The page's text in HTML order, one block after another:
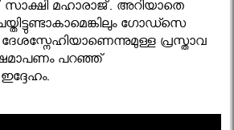
സാക്ഷി മഹാരാജ്. അറിയാതെ
ഗോഡ്‍സെ
ദേശസ്നേഹിയാണെന്നുമുള്ള പ്രസ്താവ
പറഞ്ഞ്